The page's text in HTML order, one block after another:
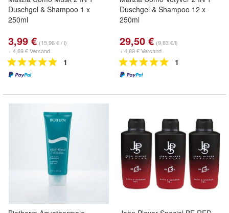
Duschgel & Shampoo 1 x
250ml
3,99 € (15,96 € / l)
+ 4,69 € Versand
1
Duschgel & Shampoo 12 x
250ml
29,50 € (9,83 €/l)
+ 4,69 € Versand
1